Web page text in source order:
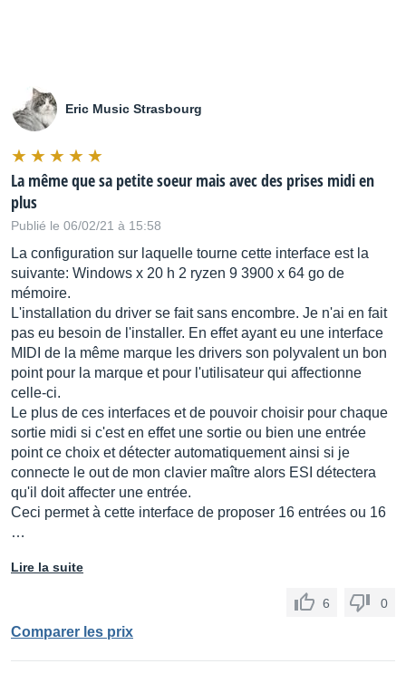
Eric Music Strasbourg
La même que sa petite soeur mais avec des prises midi en
plus
Publié le 06/02/21 à 15:58
La configuration sur laquelle tourne cette interface est la
suivante: Windows x 20 h 2 ryzen 9 3900 x 64 go de
mémoire.
L'installation du driver se fait sans encombre. Je n'ai en fait
pas eu besoin de l'installer. En effet ayant eu une interface
MIDI de la même marque les drivers son polyvalent un bon
point pour la marque et pour l'utilisateur qui affectionne
celle-ci.
Le plus de ces interfaces et de pouvoir choisir pour chaque
sortie midi si c'est en effet une sortie ou bien une entrée
point ce choix et détecter automatiquement ainsi si je
connecte le out de mon clavier maître alors ESI détectera
qu'il doit affecter une entrée.
Ceci permet à cette interface de proposer 16 entrées ou 16
…
Lire la suite
6 0
Comparer les prix